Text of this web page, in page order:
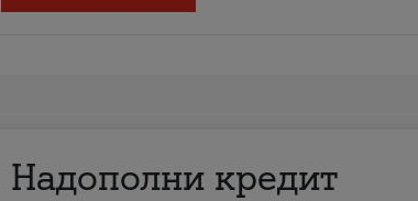
Надополни кредит